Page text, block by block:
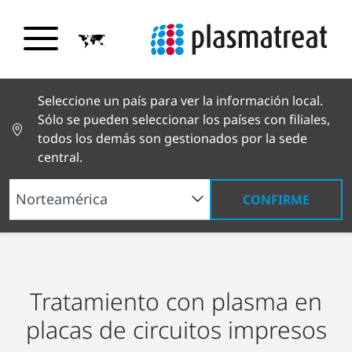
Seleccione un país para ver la información local.
Sólo se pueden seleccionar los países con filiales,
todos los demás son gestionados por la sede
central.
CONFIRME
Soluciones industriales
Electrónica
Fabricación de PCB
Tratamiento con plasma en
placas de circuitos impresos